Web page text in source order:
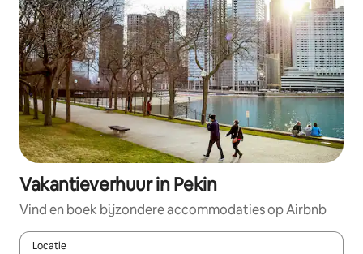
Vakantieverhuur in Pekin
Vind en boek bijzondere accommodaties op Airbnb
Locatie